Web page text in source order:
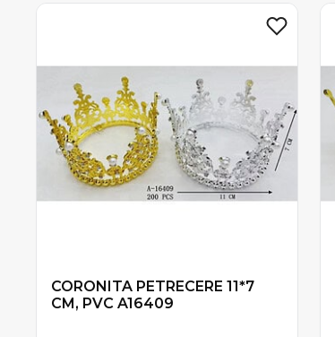
CORONITA PETRECERE 11*7
CM, PVC A16409